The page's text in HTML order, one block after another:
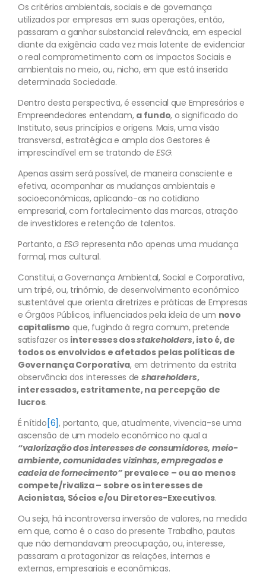
Os critérios ambientais, sociais e de governança
utilizados por empresas em suas operações, então,
passaram a ganhar substancial relevância, em especial
diante da exigência cada vez mais latente de evidenciar
o real comprometimento com os impactos Sociais e
ambientais no meio, ou, nicho, em que está inserida
determinada Sociedade.
Dentro desta perspectiva, é essencial que Empresários e
Empreendedores entendam, a fundo, o significado do
Instituto, seus princípios e origens. Mais, uma visão
transversal, estratégica e ampla dos Gestores é
imprescindível em se tratando deESG.
Apenas assim será possível, de maneira consciente e
efetiva, acompanhar as mudanças ambientais e
socioeconômicas, aplicando-as no cotidiano
empresarial, com fortalecimento das marcas, atração
de investidores e retenção de talentos.
Portanto, a ESGrepresenta não apenas uma mudança
formal, mas cultural.
Constitui, a Governança Ambiental, Social e Corporativa,
um tripé, ou, trinômio, de desenvolvimento econômico
sustentável que orienta diretrizes e práticas de Empresas
e Órgãos Públicos, influenciados pela ideia de um novo
capitalismo que, fugindo à regra comum, pretende
satisfazer os interesses dosstakeholders, isto é, de
todos os envolvidos e afetados pelas políticas de
Governança Corporativa, em detrimento da estrita
observância dos interesses de shareholders,
interessados, estritamente, na percepção de
lucros.
É nítido [6], portanto, que, atualmente, vivencia-se uma
ascensão de um modelo econômico no qual a
“valorização dos interesses de consumidores, meio-
ambiente, comunidades vizinhas, empregados e
cadeia de fornecimento” prevalece – ou ao menos
compete/rivaliza – sobre os interesses de
Acionistas, Sócios e/ou Diretores-Executivos.
Ou seja, há incontroversa inversão de valores, na medida
em que, como é o caso do presente Trabalho, pautas
que não demandavam preocupação, ou, interesse,
passaram a protagonizar as relações, internas e
externas, empresariais e econômicas.